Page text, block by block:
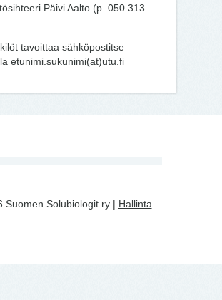
Päivi Aalto (p. 050 313
tavoittaa sähköpostitse
etunimi.sukunimi(at)utu.fi
Suomen Solubiologit ry | Hallinta